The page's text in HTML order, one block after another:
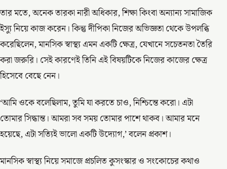
তার মতে, অনেক তারকা নারী অধিকার, শিক্ষা কিংবা অন্যান্য সামাজিক
ইস্যু নিয়ে কাজ করেন। কিন্তু দীপিকা নিজের অভিজ্ঞতা থেকে উপলব্ধি
করেছিলেন, মানসিক স্বাস্থ্য এমন একটি ক্ষেত্র, যেখানে সচেতনতা তৈরি
করা জরুরি। সেই কারণেই তিনি এই বিষয়টিকে নিজের কাজের ক্ষেত্র
হিসেবে বেছে নেন।
‘আমি ওকে বলেছিলাম, তুমি যা করতে চাও, নিশ্চিন্তে করো। এটা
তোমার সিদ্ধান্ত। আমরা সব সময় তোমার পাশে থাকব। আমার মনে
হয়েছে, এটা সত্যিই ভালো একটি উদ্যোগ,’ বলেন প্রকাশ।
মানসিক স্বাস্থ্য নিয়ে সমাজে প্রচলিত কুসংস্কার ও সংকোচের কথাও